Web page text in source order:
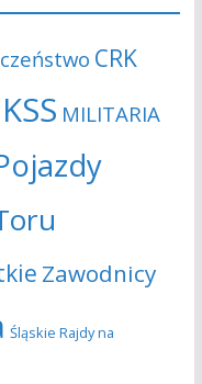
CRK
MILITARIA
Zawodnicy
Śląskie Rajdy na